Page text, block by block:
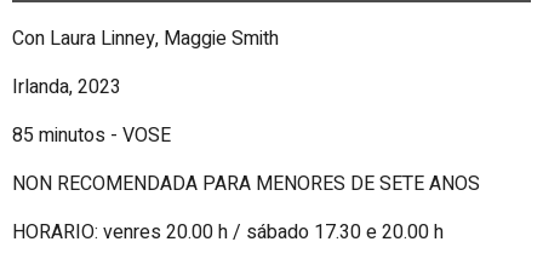
Con Laura Linney, Maggie Smith
Irlanda, 2023
85 minutos - VOSE
NON RECOMENDADA PARA MENORES DE SETE ANOS
HORARIO: venres 20.00 h / sábado 17.30 e 20.00 h